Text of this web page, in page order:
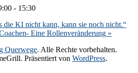
- 15:30
die KI nicht kann, kann sie noch nicht.“
Eine Rollenveränderung »
Querwege. Alle Rechte vorbehalten.
Präsentiert von WordPress.